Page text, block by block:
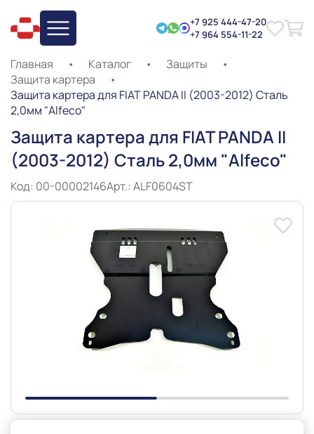
+7 925 444-47-20
+7 964 554-11-22
Главная • Каталог • Защиты
•
Защита картера
•
Защита картера для FIAT PANDA II (2003-2012) Сталь
2,0мм "Alfeco"
Защита картера для FIAT PANDA II
(2003-2012) Сталь 2,0мм "Alfeco"
Код: 00-00002146Арт.: ALF0604ST